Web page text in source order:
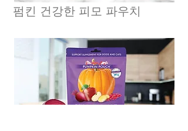
펌킨 건강한 피모 파우치